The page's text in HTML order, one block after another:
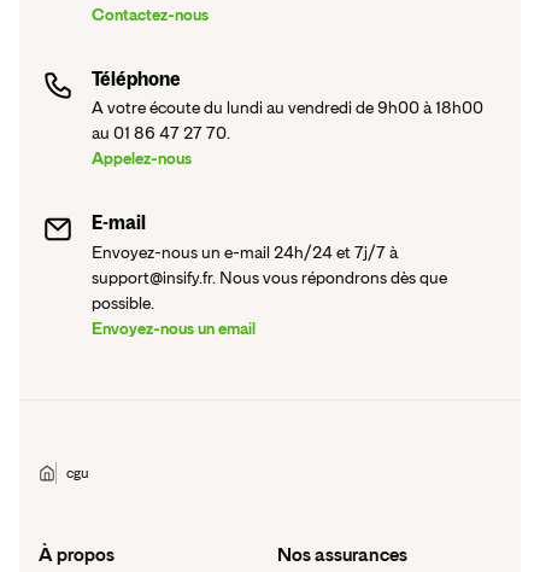
Contactez-nous
Téléphone
A votre écoute du lundi au vendredi de 9h00 à 18h00
au 01 86 47 27 70.
Appelez-nous
E-mail
Envoyez-nous un e-mail 24h/24 et 7j/7 à
support@insify.fr. Nous vous répondrons dès que
possible.
Envoyez-nous un email
cgu
À propos Nos assurances